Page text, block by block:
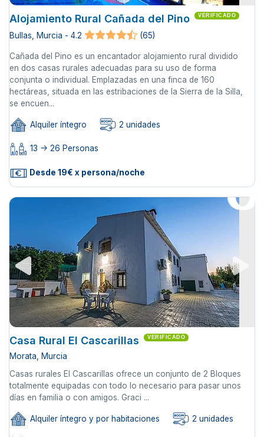
Alojamiento Rural Cañada del Pino VERIFICADO
Bullas, Murcia - 4.2 (65)
Cañada del Pino es un encantador alojamiento rural dividido
en dos casas rurales adecuadas para su uso de forma
conjunta o individual. Emplazadas en una finca de 160
hectáreas, situada en las estribaciones de la Sierra de la Silla,
se encuen...
Alquiler íntegro 2 unidades
13 -> 26 Personas
Desde 19€ x persona/noche
Casa Rural El Cascarillas VERIFICADO
Morata, Murcia
Casas rurales El Cascarillas ofrece un conjunto de 2 Bloques
totalmente equipadas con todo lo necesario para pasar unos
días en familia o con amigos. Graci ...
Alquiler íntegro y por habitaciones 2 unidades